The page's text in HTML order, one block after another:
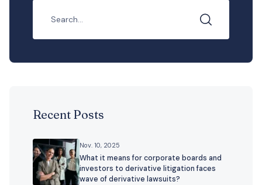
Recent Posts
Nov. 10, 2025
What it means for corporate boards and
investors to derivative litigation faces
wave of derivative lawsuits?